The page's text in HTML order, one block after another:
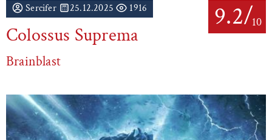
9.2/10
Sercifer 25.12.2025 1916
Colossus Suprema
Brainblast